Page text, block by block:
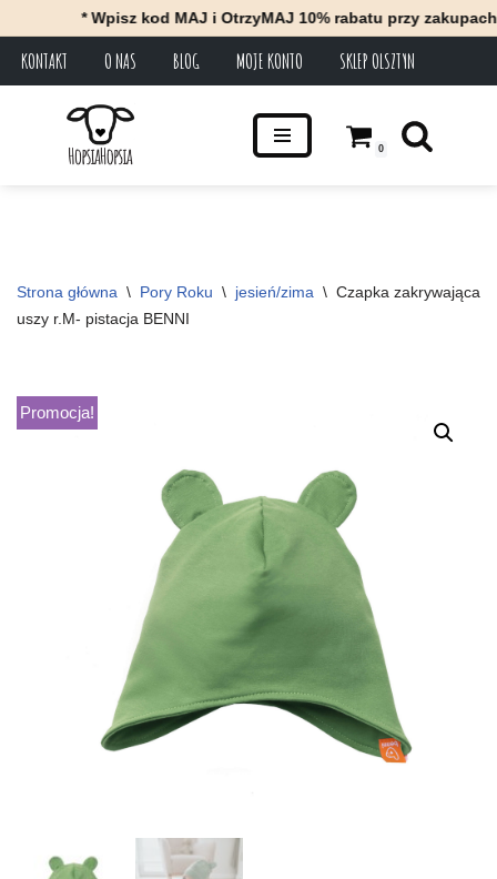
* Wpisz kod MAJ i OtrzyMAJ 10% rabatu przy zakupach
KONTAKT O NAS BLOG MOJE KONTO SKLEP OLSZTYN
0
Strona główna \ Pory Roku \ jesień/zima \ Czapka zakrywająca
uszy r.M- pistacja BENNI
Promocja!